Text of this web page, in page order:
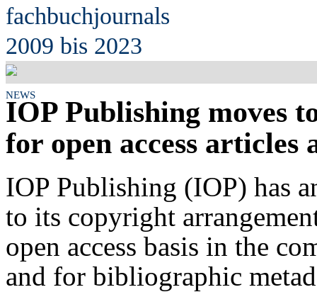
fachbuchjournals
2009 bis 2023
NEWS
IOP Publishing moves
for open access
IOP Publishing (IOP) has
to its copyright
open access basis in the
and for bibliographic